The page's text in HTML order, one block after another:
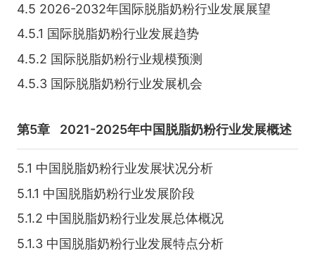
4.5 2026-2032年国际脱脂奶粉行业发展展望
4.5.1 国际脱脂奶粉行业发展趋势
4.5.2 国际脱脂奶粉行业规模预测
4.5.3 国际脱脂奶粉行业发展机会
第5章 2021-2025年中国脱脂奶粉行业发展概述
5.1 中国脱脂奶粉行业发展状况分析
5.1.1 中国脱脂奶粉行业发展阶段
5.1.2 中国脱脂奶粉行业发展总体概况
5.1.3 中国脱脂奶粉行业发展特点分析